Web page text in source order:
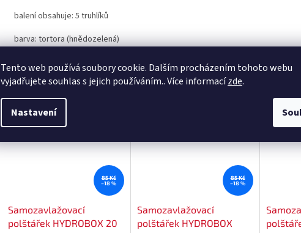
Tento web používá soubory cookie. Dalším procházením tohoto webu
vyjadřujete souhlas s jejich používáním.. Více informacízde.
Nastavení
balení obsahuje: 5 truhlíků
barva: tortora (hnědozelená)
Související produkty
Akce
85 Kč
–18 %
Samozavlažovací
polštářek HYDROBOX 20
85 Kč
–18 %
Samozavlažovací
polštářek HYDROBOX
Akce